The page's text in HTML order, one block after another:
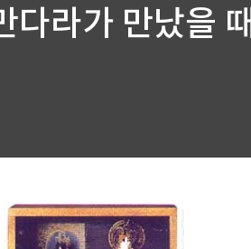
다라가 만났을